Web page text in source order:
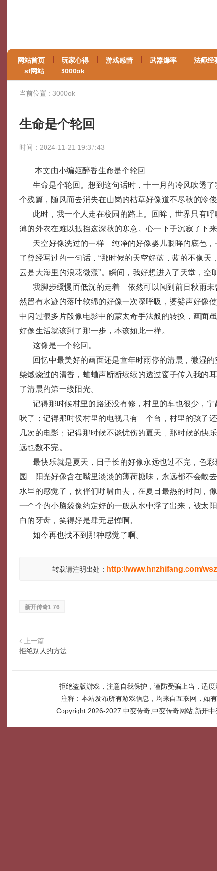
网站首页 玩家心得 游戏感情 武器爆率
法师经
sf网站
3000ok
当前位置 : 3000ok
生命是个轮回
时间：2024-11-21 19:37:43
本文由小编姬醉香生命是个轮回
生命是个轮回。想到这句话时，十一月的冷风吹透
个残篇，随风而去消失在山岗的枯草好像道不尽秋的冷
此时，我一个人走在校园的路上。回眸，世界只有
薄的外衣在难以抵挡这深秋的寒意。心一下子沉寂了下
天空好像洗过的一样，纯净的好像婴儿眼眸的底色
了曾经写过的一句话，“那时候的天空好蓝，蓝的不像天
云是大海里的浪花微漾”。瞬间，我好想进入了天堂，空
我脚步缓慢而低沉的走着，依然可以闻到前日秋雨
然留有水迹的落叶软绵的好像一次深呼吸，婆娑声好像
中闪过很多片段像电影中的蒙太奇手法般的转换，画面
好像生活就该到了那一步，本该如此一样。
这像是一个轮回。
回忆中最美好的画面还是童年时雨停的清晨，微湿
柴燃烧过的清香，蛐蛐声断断续续的透过窗子传入我的
了清晨的第一缕阳光。
记得那时候村里的路还没有修，村里的车也很少，
吠了；记得那时候村里的电视只有一个台，村里的孩子
几次的电影；记得那时候不谈忧伤的夏天，那时候的快
远也数不完。
最快乐就是夏天，日子长的好像永远也过不完，色
园，阳光好像含在嘴里淡淡的薄荷糖味，永远都不会散
水里的感觉了，伙伴们呼啸而去，在夏日最热的时间，
一个个的小脑袋像约定好的一般从水中浮了出来，被太
白的牙齿，笑得好是肆无忌惮啊。
如今再也找不到那种感觉了啊。
转载请注明出处： http://www.hnzhifang.com/
新开传奇1 76
上一篇
拒绝别人的方法
拒绝盗版游戏，注意自我保护，谨防受骗上当，适
注释：本站发布所有游戏信息，均来自互联网，如
Copyright 2026-2027 中变传奇,中变传奇网站,新开